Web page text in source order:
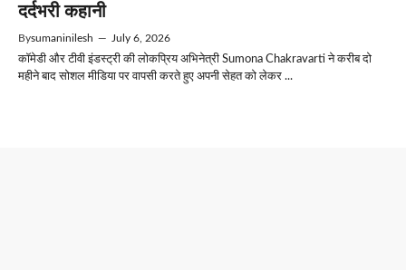
दर्दभरी कहानी
Bysumaninilesh — July 6, 2026
कॉमेडी और टीवी इंडस्ट्री की लोकप्रिय अभिनेत्री Sumona Chakravarti ने करीब दो
महीने बाद सोशल मीडिया पर वापसी करते हुए अपनी सेहत को लेकर ...